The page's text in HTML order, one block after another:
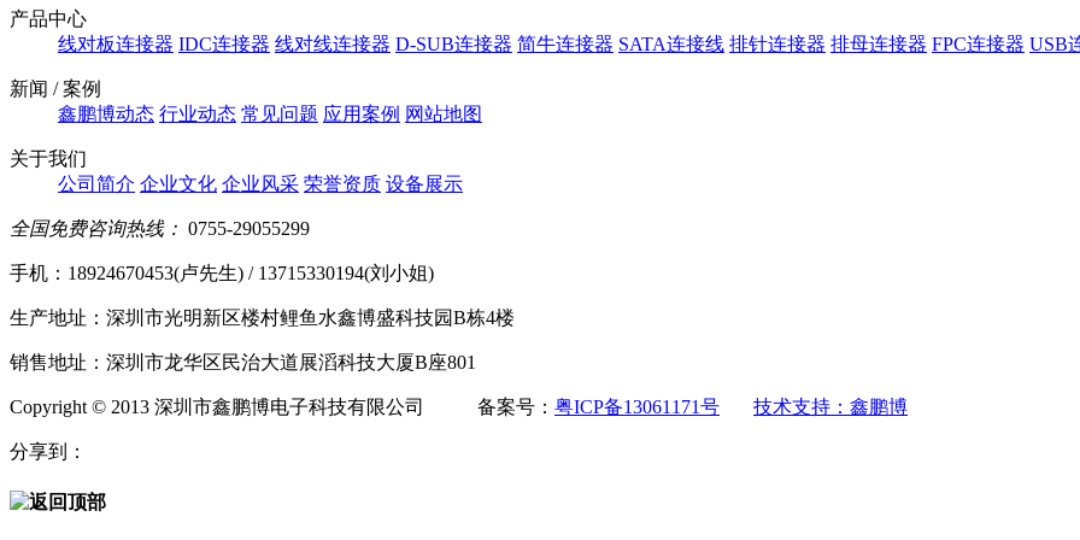
产品中心
线对板连接器 IDC连接器 线对线连接器 D-SUB连接器 简牛连接器 SATA连接线 排针连接器 排母连接器 FPC连接器 USB
新闻 / 案例
鑫鹏博动态 行业动态 常见问题 应用案例 网站地图
关于我们
公司简介 企业文化 企业风采 荣誉资质 设备展示
全国免费咨询热线： 0755-29055299
手机：18924670453(卢先生) / 13715330194(刘小姐)
生产地址：深圳市光明新区楼村鲤鱼水鑫博盛科技园B栋4楼
销售地址：深圳市龙华区民治大道展滔科技大厦B座801
Copyright © 2013 深圳市鑫鹏博电子科技有限公司 备案号： 粤ICP备13061171号 技术支持：鑫鹏博
分享到：